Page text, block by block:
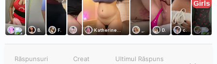
Răspunsuri Creat Ultimul Răspuns